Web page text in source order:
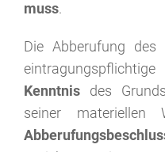
muss.
Die Abberufung des
Kenntnis des
seiner materiellen